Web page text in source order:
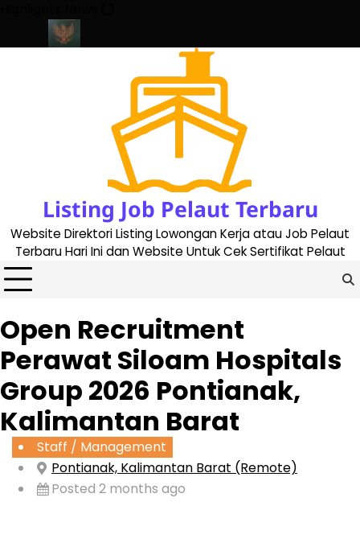
content
Listing Job Pelaut Terbaru
Website Direktori Listing Lowongan Kerja atau Job Pelaut
Terbaru Hari Ini dan Website Untuk Cek Sertifikat Pelaut
Open Recruitment
Perawat Siloam Hospitals
Group 2026 Pontianak,
Kalimantan Barat
Staff / Management
Pontianak, Kalimantan Barat (Remote)
Posted 2 months ago